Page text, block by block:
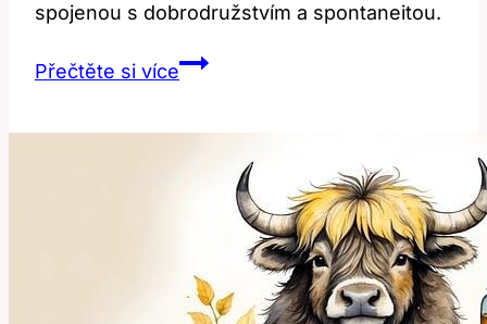
spojenou s dobrodružstvím a spontaneitou.
Přečtěte si víceHitchhiker:
tohoto
angličtině?